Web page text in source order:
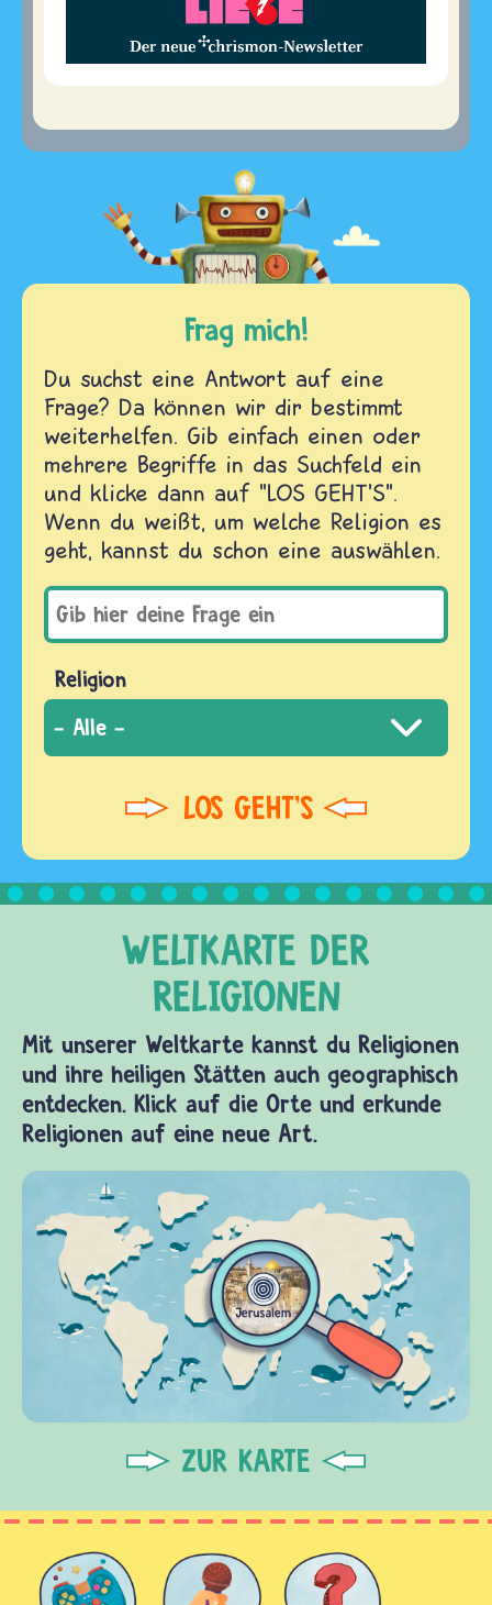
Frag mich!
Du suchst eine Antwort auf eine
Frage? Da können wir dir bestimmt
weiterhelfen. Gib einfach einen oder
mehrere Begriffe in das Suchfeld ein
und klicke dann auf "LOS GEHT'S".
Wenn du weißt, um welche Religion es
geht, kannst du schon eine auswählen.
Religion
Mit unserer Weltkarte kannst du Religionen
und ihre heiligen Stätten auch geographisch
entdecken. Klick auf die Orte und erkunde
Religionen auf eine neue Art.
ZUR KARTE